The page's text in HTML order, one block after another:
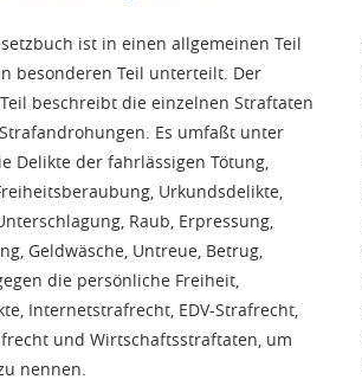
ist in einen allgemeinen Teil
besonderen Teil unterteilt. Der
beschreibt die einzelnen Straftaten
Es umfaßt unter
Delikte der fahrlässigen Tötung,
Urkundsdelikte,
Raub, Erpressung,
Geldwäsche, Untreue, Betrug,
die persönliche Freiheit,
Internetstrafrecht, EDV-Strafrecht,
und Wirtschaftsstraftaten, um
nennen.